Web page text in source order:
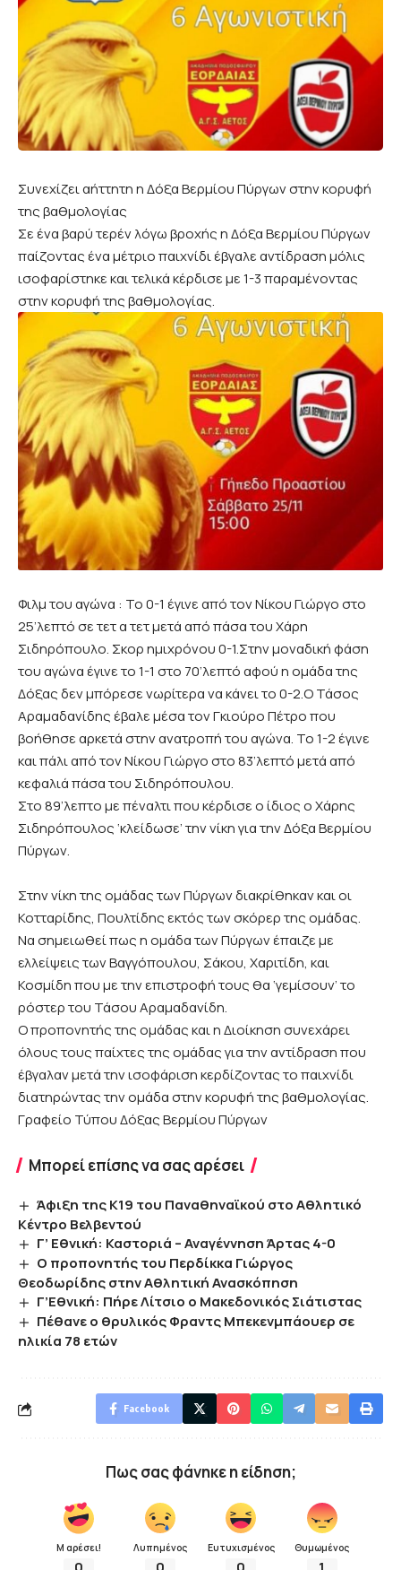
Συνεχίζει αήττητη η Δόξα Βερμίου Πύργων στην κορυφή
της βαθμολογίας
Σε ένα βαρύ τερέν λόγω βροχής η Δόξα Βερμίου Πύργων
παίζοντας ένα μέτριο παιχνίδι έβγαλε αντίδραση μόλις
ισοφαρίστηκε και τελικά κέρδισε με 1-3 παραμένοντας
στην κορυφή της βαθμολογίας.
Φιλμ του αγώνα : Το 0-1 έγινε από τον Νίκου Γιώργο στο
25’λεπτό σε τετ α τετ μετά από πάσα του Χάρη
Σιδηρόπουλο. Σκορ ημιχρόνου 0-1.Στην μοναδική φάση
του αγώνα έγινε το 1-1 στο 70’λεπτό αφού η ομάδα της
Δόξας δεν μπόρεσε νωρίτερα να κάνει το 0-2.Ο Τάσος
Αραμαδανίδης έβαλε μέσα τον Γκιούρο Πέτρο που
βοήθησε αρκετά στην ανατροπή του αγώνα. Το 1-2 έγινε
και πάλι από τον Νίκου Γιώργο στο 83’λεπτό μετά από
κεφαλιά πάσα του Σιδηρόπουλου.
Στο 89’λεπτο με πέναλτι που κέρδισε ο ίδιος ο Χάρης
Σιδηρόπουλος ‘κλείδωσε’ την νίκη για την Δόξα Βερμίου
Πύργων.
Στην νίκη της ομάδας των Πύργων διακρίθηκαν και οι
Κοτταρίδης, Πουλτίδης εκτός των σκόρερ της ομάδας.
Να σημειωθεί πως η ομάδα των Πύργων έπαιζε με
ελλείψεις των Βαγγόπουλου, Σάκου, Χαριτίδη, και
Κοσμίδη που με την επιστροφή τους θα ‘γεμίσουν’ το
ρόστερ του Τάσου Αραμαδανίδη.
Ο προπονητής της ομάδας και η Διοίκηση συνεχάρει
όλους τους παίχτες της ομάδας για την αντίδραση που
έβγαλαν μετά την ισοφάριση κερδίζοντας το παιχνίδι
διατηρώντας την ομάδα στην κορυφή της βαθμολογίας.
Γραφείο Τύπου Δόξας Βερμίου Πύργων
Μπορεί επίσης να σας αρέσει
Άφιξη της Κ19 του Παναθηναϊκού στο Αθλητικό
Κέντρο Βελβεντού
Γ’ Εθνική: Καστοριά – Αναγέννηση Άρτας 4-0
Ο προπονητής του Περδίκκα Γιώργος
Θεοδωρίδης στην Αθλητική Ανασκόπηση
Γ’Εθνική: Πήρε Λίτσιο ο Μακεδονικός Σιάτιστας
Πέθανε ο θρυλικός Φραντς Μπεκενμπάουερ σε
ηλικία 78 ετών
Facebook
Πως σας φάνηκε η είδηση;
Μ αρέσει! Λυπημένος Ευτυχισμένος Θυμωμένος